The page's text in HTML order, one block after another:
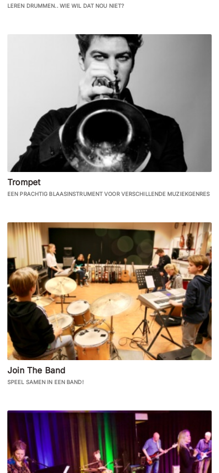
LEREN DRUMMEN.. WIE WIL DAT NOU NIET?
Trompet
EEN PRACHTIG BLAASINSTRUMENT VOOR VERSCHILLENDE MUZIEKGENRES
Join The Band
SPEEL SAMEN IN EEN BAND!